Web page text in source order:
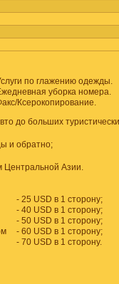
по глажению одежды.
уборка номера.
Ксерокопирование.
до больших
и обратно;
Центральной Азии.
- 25 USD в 1 сторону;
- 40 USD в 1 сторону;
- 50 USD в 1 сторону;
- 60 USD в 1 сторону;
- 70 USD в 1 сторону.